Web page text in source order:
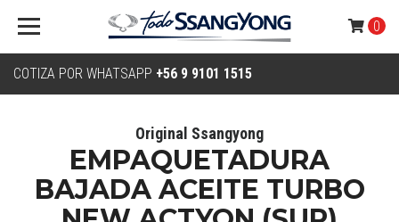
COTIZA POR WHATSAPP +56 9 9101 1515
0
Original Ssangyong
EMPAQUETADURA
BAJADA ACEITE TURBO